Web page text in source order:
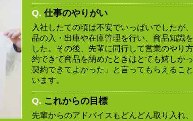
Q. 仕事のやりがい
入社したての頃は不安でいっぱいでしたが
品の入・出庫や在庫管理を行い、商品知識
した。その後、先輩に同行して営業のやり
約できて商品を納めたときはとても嬉しか
契約できてよかった」と言ってもらえるこ
います。
Q. これからの目標
先輩からのアドバイスもどんどん取り入れ